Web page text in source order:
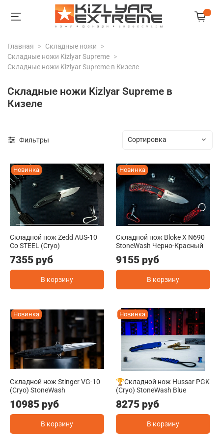
Главная
Складные ножи
Складные ножи Kizlyar Supreme
Складные ножи Kizlyar Supreme в Кизеле
Складные ножи Kizlyar Supreme в
Кизеле
Фильтры
Новинка
Складной нож Zedd AUS-10
Co STEEL (Cryo)
7355 руб
В корзину
Новинка
Складной нож Bloke X N690
StoneWash Черно-Красный
9155 руб
В корзину
Новинка
Складной нож Stinger VG-10
(Cryo) StoneWash
10985 руб
В корзину
Новинка
🏆Складной нож Hussar PGK
(Cryo) StoneWash Blue
8275 руб
В корзину